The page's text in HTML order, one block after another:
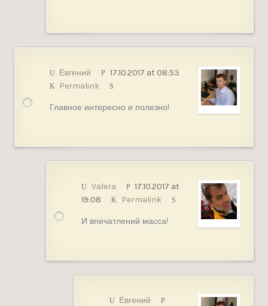
Евгений
17.10.2017 at 08:53
Permalink
Главное интересно и полезно!
Valera
17.10.2017 at
19:08
Permalink
И впечатлений масса!
Евгений